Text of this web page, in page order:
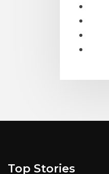
Top Stories